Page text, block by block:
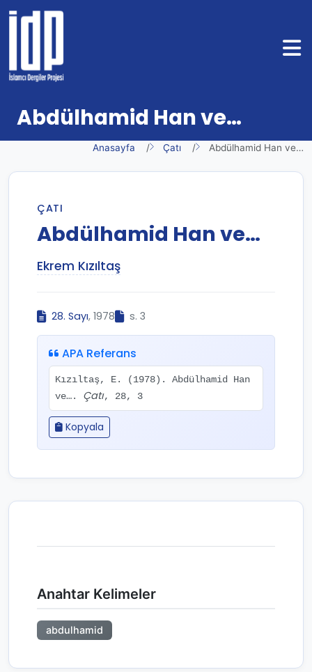
Abdülhamid Han ve…
Anasayfa Çatı Abdülhamid Han ve…
ÇATI
Abdülhamid Han ve…
Ekrem Kızıltaş
28. Sayı, 1978 s. 3
APA Referans
Kızıltaş, E. (1978). Abdülhamid Han
ve…. Çatı, 28, 3
Kopyala
Anahtar Kelimeler
abdulhamid